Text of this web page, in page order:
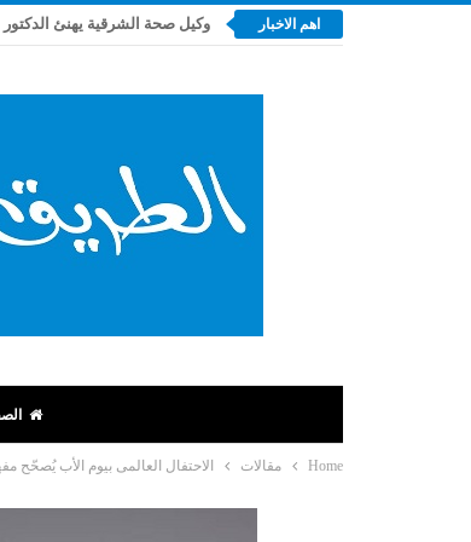
اهم الاخبار وكيل صحة الشرقية يهنئ
Home مقالات الاحتفال العالمى بيوم الأب يُصحّح